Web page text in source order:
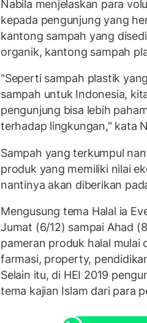
Nabila menjelaskan para
kepada pengunjung yang
kantong sampah yang
organik, kantong sampah
"Seperti sampah plastik
sampah untuk Indonesia,
pengunjung bisa lebih
terhadap lingkungan," kata
Sampah yang terkumpul
produk yang memiliki nilai
nantinya akan diberikan
Mengusung tema Halal ia
Jumat (6/12) sampai Ahad
pameran produk halal mulai
farmasi, property,
Selain itu, di HEI 2019
tema kajian Islam dari para